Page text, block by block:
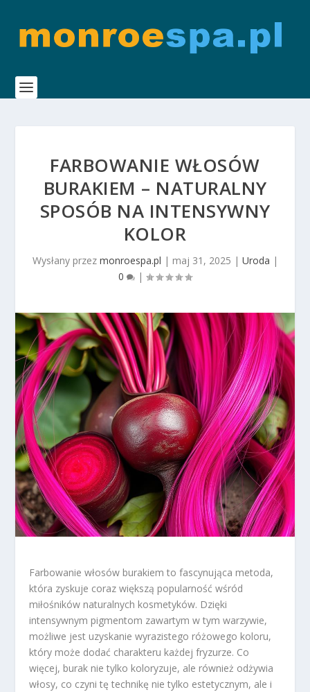
FARBOWANIE WŁOSÓW
BURAKIEM – NATURALNY
SPOSÓB NA INTENSYWNY
KOLOR
Wysłany przez monroespa.pl | maj 31, 2025 | Uroda |
0
|
Farbowanie włosów burakiem to fascynująca metoda,
która zyskuje coraz większą popularność wśród
miłośników naturalnych kosmetyków. Dzięki
intensywnym pigmentom zawartym w tym warzywie,
możliwe jest uzyskanie wyrazistego różowego koloru,
który może dodać charakteru każdej fryzurze. Co
więcej, burak nie tylko koloryzuje, ale również odżywia
włosy, co czyni tę technikę nie tylko estetycznym, ale i